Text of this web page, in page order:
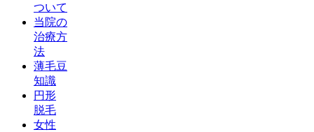
ついて
当院の
治療方
法
薄毛豆
知識
円形
脱毛
女性